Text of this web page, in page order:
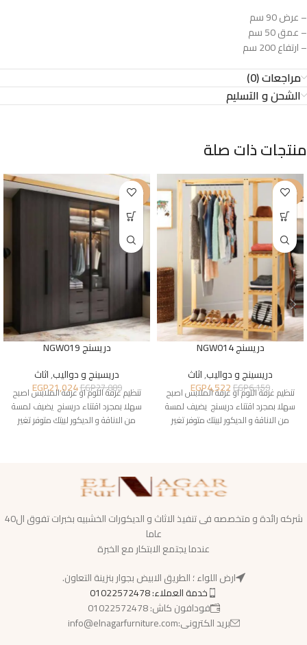
– عرض 90 سم
– عمق 50 سم
– ارتفاع 200 سم
مراجعات (0)
الشحن و التسليم
منتجات ذات صلة
-27%
دريسنج NGW014
دريسينج و دواليب,اثاث
EGP6,159
EGP4,522
تنظيم غرفة النوم او غرفة الملابس اصبح
سهلا بمجرد اقتناء دريسنج يضيف لمسة
من الاناقة و الديكور لبيتك متوفر تغير
-22%
دريسنج NGW019
دريسينج و دواليب,اثاث
EGP27,089
EGP21,024
تنظيم غرفة النوم او غرفة الملابس اصبح
سهلا بمجرد اقتناء دريسنج يضيف لمسة
من الاناقة و الديكور لبيتك متوفر تغير
شركه رائدة و متخصصه فى تنفيذ الاثاث و الديكورات الخشبيه بخبرات تفوق ال40
عاما
عندما يجتمع الابتكار مع الخبرة
ارض اللواء ؛ الطريق الابيض بجوار بنزينة التعاون.
خدمة العملاء: 01022572478
فودافون كاش: 01022572478
بريد الكترونى:info@elnagarfurniture.com